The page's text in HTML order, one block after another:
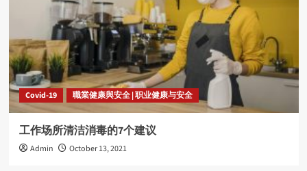
Covid-19 職業健康與安全 | 职业健康与安全
工作场所清洁消毒的7个建议
Admin October 13, 2021